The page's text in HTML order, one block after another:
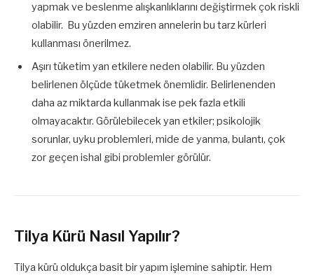
yapmak ve beslenme alışkanlıklarını değiştirmek çok riskli
olabilir. Bu yüzden emziren annelerin bu tarz kürleri
kullanması önerilmez.
Aşırı tüketim yan etkilere neden olabilir. Bu yüzden
belirlenen ölçüde tüketmek önemlidir. Belirlenenden
daha az miktarda kullanmak ise pek fazla etkili
olmayacaktır. Görülebilecek yan etkiler; psikolojik
sorunlar, uyku problemleri, mide de yanma, bulantı, çok
zor geçen ishal gibi problemler görülür.
Tilya Kürü Nasıl Yapılır?
Tilya kürü oldukça basit bir yapım işlemine sahiptir. Hem